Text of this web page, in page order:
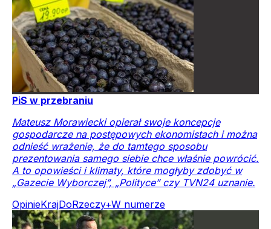
PiS w przebraniu
Mateusz Morawiecki opierał swoje koncepcje
gospodarcze na postępowych ekonomistach i można
odnieść wrażenie, że do tamtego sposobu
prezentowania samego siebie chce właśnie powrócić.
A to opowieści i klimaty, które mogłyby zdobyć w
„Gazecie Wyborczej”, „Polityce” czy TVN24 uznanie.
OpinieKrajDoRzeczy+W numerze